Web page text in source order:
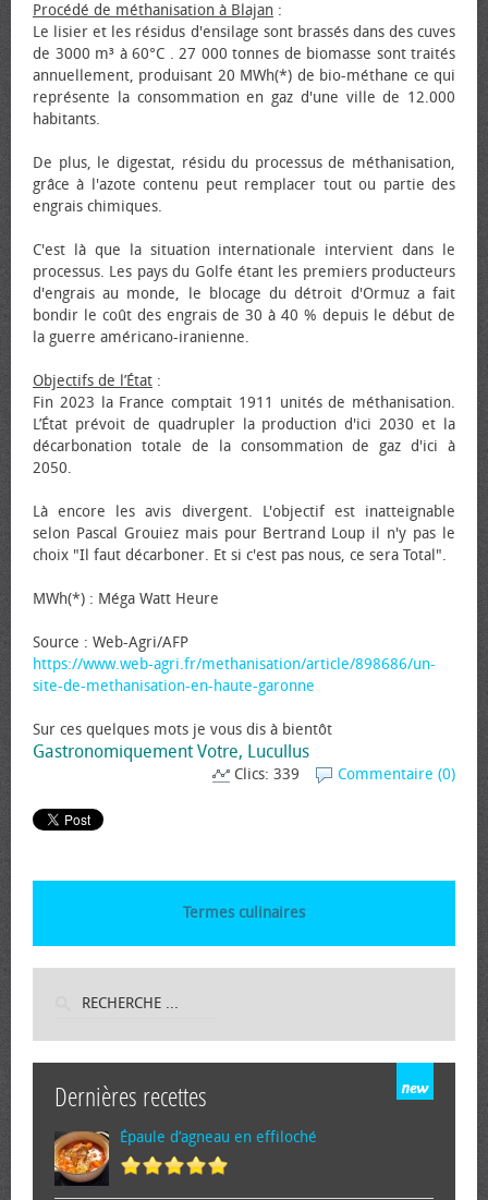
Procédé de méthanisation à Blajan :
Le lisier et les résidus d'ensilage sont brassés dans des cuves
de 3000 m³ à 60°C . 27 000 tonnes de biomasse sont traités
annuellement, produisant 20 MWh(*) de bio-méthane ce qui
représente la consommation en gaz d'une ville de 12.000
habitants.
De plus, le digestat, résidu du processus de méthanisation,
grâce à l'azote contenu peut remplacer tout ou partie des
engrais chimiques.
C'est là que la situation internationale intervient dans le
processus. Les pays du Golfe étant les premiers producteurs
d'engrais au monde, le blocage du détroit d'Ormuz a fait
bondir le coût des engrais de 30 à 40 % depuis le début de
la guerre américano-iranienne.
Objectifs de l’État :
Fin 2023 la France comptait 1911 unités de méthanisation.
L’État prévoit de quadrupler la production d'ici 2030 et la
décarbonation totale de la consommation de gaz d'ici à
2050.
Là encore les avis divergent. L'objectif est inatteignable
selon Pascal Grouiez mais pour Bertrand Loup il n'y pas le
choix "Il faut décarboner. Et si c'est pas nous, ce sera Total".
MWh(*) : Méga Watt Heure
Source : Web-Agri/AFP
https://www.web-agri.fr/methanisation/article/898686/un-
site-de-methanisation-en-haute-garonne
Sur ces quelques mots je vous dis à bientôt
Gastronomiquement Votre, Lucullus
Commentaire (0)
Clics: 339
Termes culinaires
Dernières recettes
Épaule d’agneau en effiloché